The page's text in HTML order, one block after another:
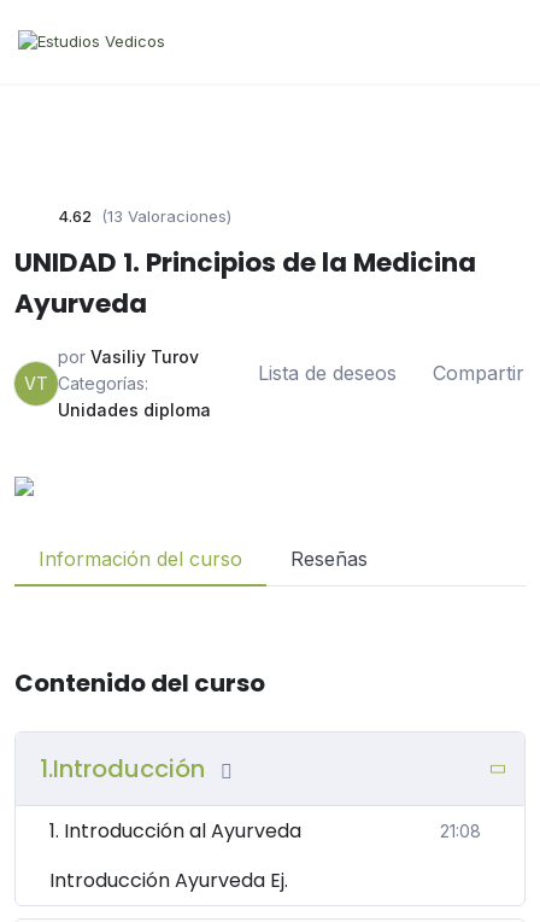
4.62 (13 Valoraciones)
UNIDAD 1. Principios de la Medicina
Ayurveda
VT
por Vasiliy Turov
Categorías:
Unidades diploma
Lista de deseos Compartir
Información del curso Reseñas
Contenido del curso
1.Introducción
1. Introducción al Ayurveda 21:08
Introducción Ayurveda Ej.